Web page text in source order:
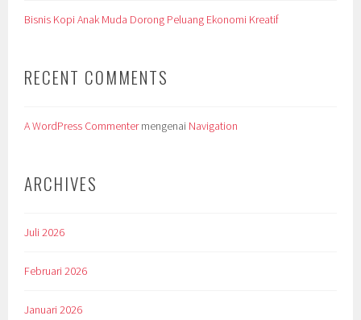
Bisnis Kopi Anak Muda Dorong Peluang Ekonomi Kreatif
RECENT COMMENTS
A WordPress Commentermengenai Navigation
ARCHIVES
Juli 2026
Februari 2026
Januari 2026